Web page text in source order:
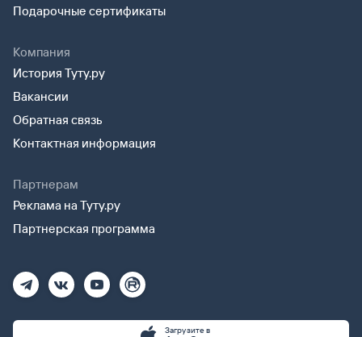
Подарочные сертификаты
Компания
История Туту.ру
Вакансии
Обратная связь
Контактная информация
Партнерам
Реклама на Туту.ру
Партнерская программа
Загрузите в